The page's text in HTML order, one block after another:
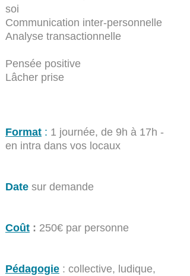
soi
Communication inter-personnelle
Analyse transactionnelle
Pensée positive
Lâcher prise
Format : 1 journée, de 9h à 17h -
en intra dans vos locaux
Date sur demande
Coût : 250€ par personne
Pédagogie : collective, ludique,